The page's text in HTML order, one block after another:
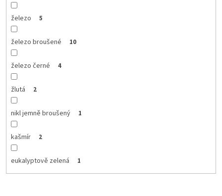
železo 5
železo broušené 10
železo černé 4
žlutá 2
nikl jemně broušený 1
kašmír 2
eukalyptově zelená 1